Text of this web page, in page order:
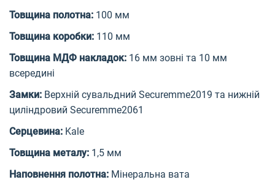
Товщина полотна: 100 мм
Товщина коробки: 110 мм
Товщина МДФ накладок: 16 мм зовні та 10 мм
всередині
Замки: Верхній сувальдний Securemme2019 та нижній
циліндровий Securemme2061
Серцевина: Kale
Товщина металу: 1,5 мм
Наповнення полотна: Мінеральна вата